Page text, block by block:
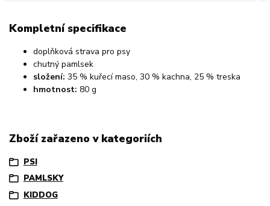
Kompletní specifikace
doplňková strava pro psy
chutný pamlsek
složení: 35 % kuřecí maso, 30 % kachna, 25 % treska
hmotnost: 80 g
Zboží zařazeno v kategoriích
PSI
PAMLSKY
KIDDOG